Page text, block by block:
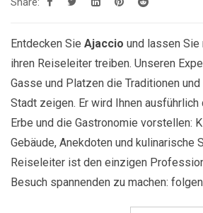
Entdecken Sie Ajaccio und lassen Sie
ihren Reiseleiter treiben. Unseren
Gasse und Platzen die Traditionen
Stadt zeigen. Er wird Ihnen ausführlich
Erbe und die Gastronomie vorstellen:
Gebäude, Anekdoten und kulinarische
Reiseleiter ist den einzigen
Besuch spannenden zu machen: